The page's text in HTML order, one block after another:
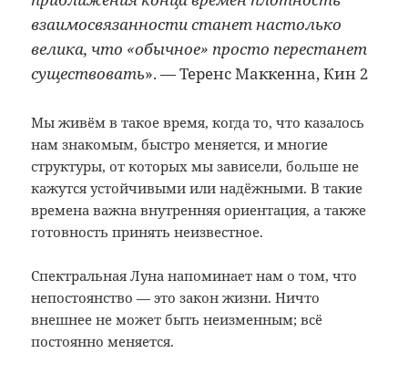
взаимосвязанности станет настолько
велика, что «обычное» просто перестанет
существовать». — Теренс Маккенна, Кин 2
Мы живём в такое время, когда то, что казалось
нам знакомым, быстро меняется, и многие
структуры, от которых мы зависели, больше не
кажутся устойчивыми или надёжными. В такие
времена важна внутренняя ориентация, а также
готовность принять неизвестное.
Спектральная Луна напоминает нам о том, что
непостоянство — это закон жизни. Ничто
внешнее не может быть неизменным; всё
постоянно меняется.